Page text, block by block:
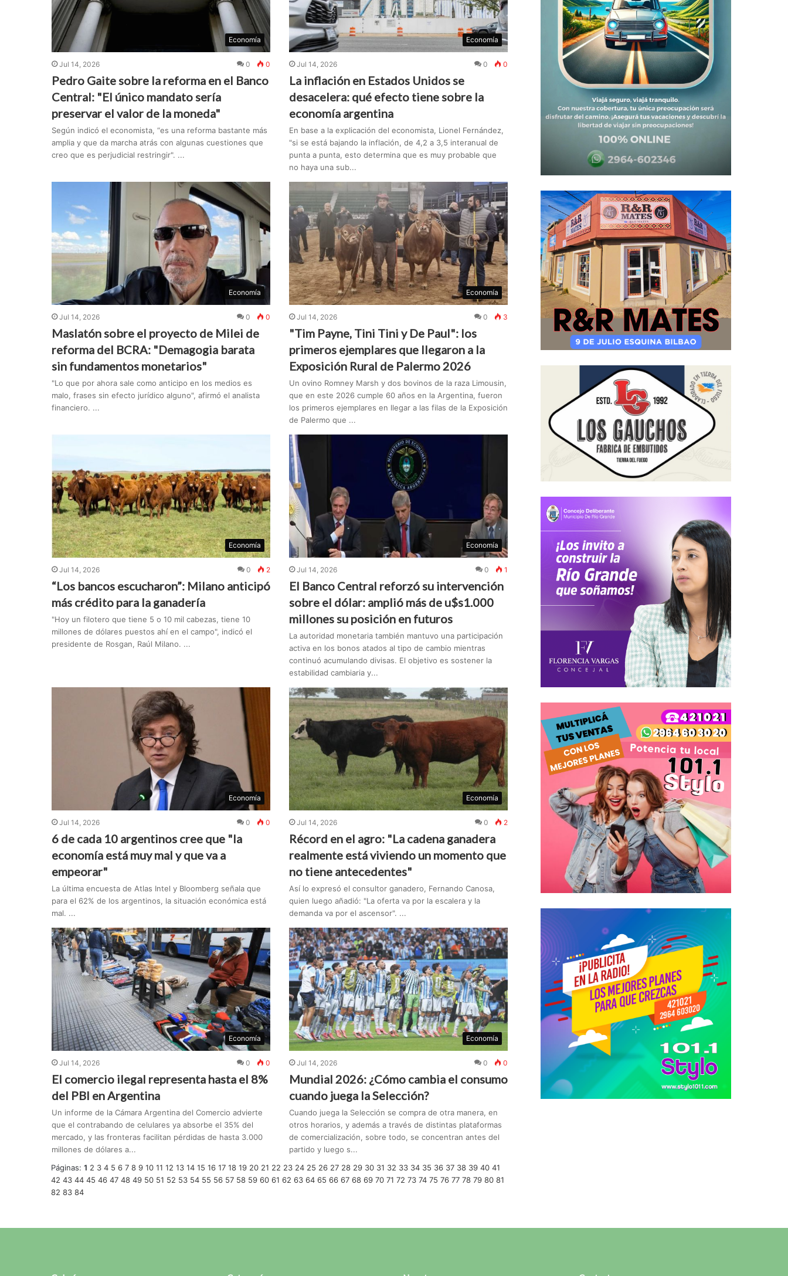
Economía
Jul 14, 2026 0 0
Pedro Gaite sobre la reforma en el Banco
Central: "El único mandato sería
preservar el valor de la moneda"
Según indicó el economista, “es una reforma bastante más
amplia y que da marcha atrás con algunas cuestiones que
creo que es perjudicial restringir". ...
Economía
Jul 14, 2026 0 0
La inflación en Estados Unidos se
desacelera: qué efecto tiene sobre la
economía argentina
En base a la explicación del economista, Lionel Fernández,
"si se está bajando la inflación, de 4,2 a 3,5 interanual de
punta a punta, esto determina que es muy probable que
no haya una sub...
Economía
Jul 14, 2026 0 0
Maslatón sobre el proyecto de Milei de
reforma del BCRA: "Demagogia barata
sin fundamentos monetarios"
"Lo que por ahora sale como anticipo en los medios es
malo, frases sin efecto jurídico alguno", afirmó el analista
financiero. ...
Economía
Jul 14, 2026 0 3
"Tim Payne, Tini Tini y De Paul": los
primeros ejemplares que llegaron a la
Exposición Rural de Palermo 2026
Un ovino Romney Marsh y dos bovinos de la raza Limousin,
que en este 2026 cumple 60 años en la Argentina, fueron
los primeros ejemplares en llegar a las filas de la Exposición
de Palermo que ...
Economía
Jul 14, 2026 0 2
“Los bancos escucharon”: Milano anticipó
más crédito para la ganadería
"Hoy un filotero que tiene 5 o 10 mil cabezas, tiene 10
millones de dólares puestos ahí en el campo", indicó el
presidente de Rosgan, Raúl Milano. ...
Economía
Jul 14, 2026 0 1
El Banco Central reforzó su intervención
sobre el dólar: amplió más de u$s1.000
millones su posición en futuros
La autoridad monetaria también mantuvo una participación
activa en los bonos atados al tipo de cambio mientras
continuó acumulando divisas. El objetivo es sostener la
estabilidad cambiaria y...
Economía
Jul 14, 2026 0 0
6 de cada 10 argentinos cree que "la
economía está muy mal y que va a
empeorar"
La última encuesta de Atlas Intel y Bloomberg señala que
para el 62% de los argentinos, la situación económica está
mal. ...
Economía
Jul 14, 2026 0 2
Récord en el agro: "La cadena ganadera
realmente está viviendo un momento que
no tiene antecedentes"
Así lo expresó el consultor ganadero, Fernando Canosa,
quien luego añadió: "La oferta va por la escalera y la
demanda va por el ascensor". ...
Economía
Jul 14, 2026 0 0
El comercio ilegal representa hasta el 8%
del PBI en Argentina
Un informe de la Cámara Argentina del Comercio advierte
que el contrabando de celulares ya absorbe el 35% del
mercado, y las fronteras facilitan pérdidas de hasta 3.000
millones de dólares a...
Economía
Jul 14, 2026 0 0
Mundial 2026: ¿Cómo cambia el consumo
cuando juega la Selección?
Cuando juega la Selección se compra de otra manera, en
otros horarios, y además a través de distintas plataformas
de comercialización, sobre todo, se concentran antes del
partido y luego s...
Páginas: 1 2 3 4 5 6 7 8 9 10 11 12 13 14 15 16 17 18 19 20 21 22 23 24 25 26 27 28 29 30 31 32 33 34 35 36 37 38 39 40 41
42 43 44 45 46 47 48 49 50 51 52 53 54 55 56 57 58 59 60 61 62 63 64 65 66 67 68 69 70 71 72 73 74 75 76 77 78 79 80 81
82 83 84